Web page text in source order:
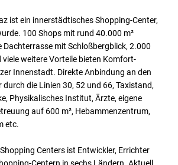
ist ein innerstädtisches Shopping-Center,
100 Shops mit rund 40.000 m²
Dachterrasse mit Schloßbergblick, 2.000
weitere Vorteile bieten Komfort-
Innenstadt. Direkte Anbindung an den
die Linien 30, 52 und 66, Taxistand,
Physikalisches Institut, Ärzte, eigene
auf 600 m², Hebammenzentrum,
etc.
Centers ist Entwickler, Errichter